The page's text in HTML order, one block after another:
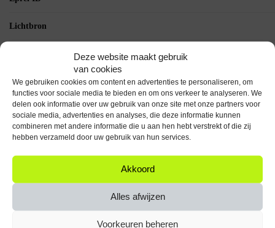
Deze website maakt gebruik
van cookies
We gebruiken cookies om content en advertenties te personaliseren, om
functies voor sociale media te bieden en om ons verkeer te analyseren. We
delen ook informatie over uw gebruik van onze site met onze partners voor
sociale media, advertenties en analyses, die deze informatie kunnen
combineren met andere informatie die u aan hen hebt verstrekt of die zij
hebben verzameld door uw gebruik van hun services.
Akkoord
Alles afwijzen
Voorkeuren beheren
Lichtbron
Informatie datagebruik
https://eprel.ec.europa.eu/
Levensduur
lichtbronnen (uur)
Met dimfunctie
Voedingstype
Waarde energielabel